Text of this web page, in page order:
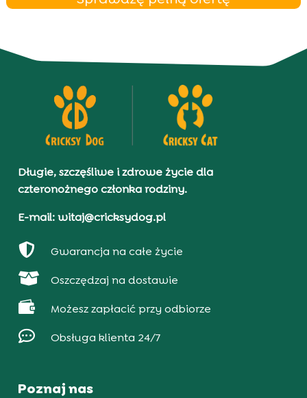
Długie, szczęśliwe i zdrowe życie dla
czteronożnego członka rodziny.
E-mail: witaj@cricksydog.pl
 Gwarancja na całe życie
 Oszczędzaj na dostawie
 Możesz zapłacić przy odbiorze
 Obsługa klienta 24/7
Poznaj nas